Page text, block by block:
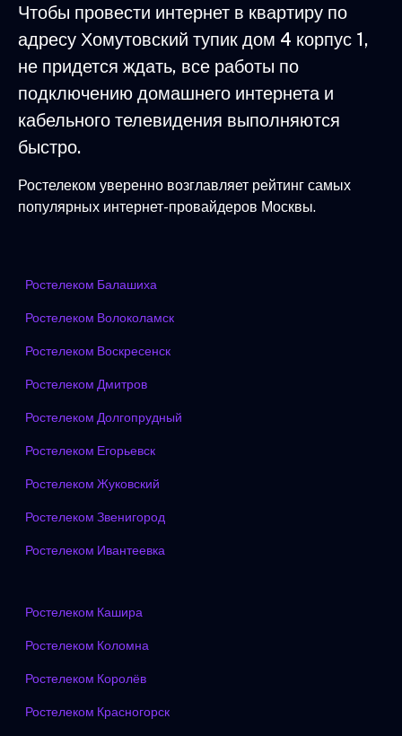
Чтобы провести интернет в квартиру по
адресу Хомутовский тупик дом 4 корпус 1,
не придется ждать, все работы по
подключению домашнего интернета и
кабельного телевидения выполняются
быстро.
Ростелеком уверенно возглавляет рейтинг самых
популярных интернет-провайдеров Москвы.
Ростелеком Балашиха
Ростелеком Волоколамск
Ростелеком Воскресенск
Ростелеком Дмитров
Ростелеком Долгопрудный
Ростелеком Егорьевск
Ростелеком Жуковский
Ростелеком Звенигород
Ростелеком Ивантеевка
Ростелеком Кашира
Ростелеком Коломна
Ростелеком Королёв
Ростелеком Красногорск